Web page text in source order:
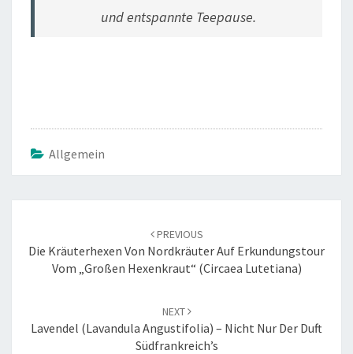
und entspannte Teepause.
Allgemein
PREVIOUS
Die Kräuterhexen Von Nordkräuter Auf Erkundungstour
Vom „Großen Hexenkraut“ (Circaea Lutetiana)
NEXT
Lavendel (Lavandula Angustifolia) – Nicht Nur Der Duft
Südfrankreich’s